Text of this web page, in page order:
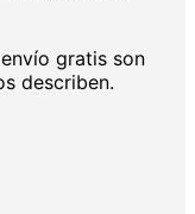
gratis son
describen.